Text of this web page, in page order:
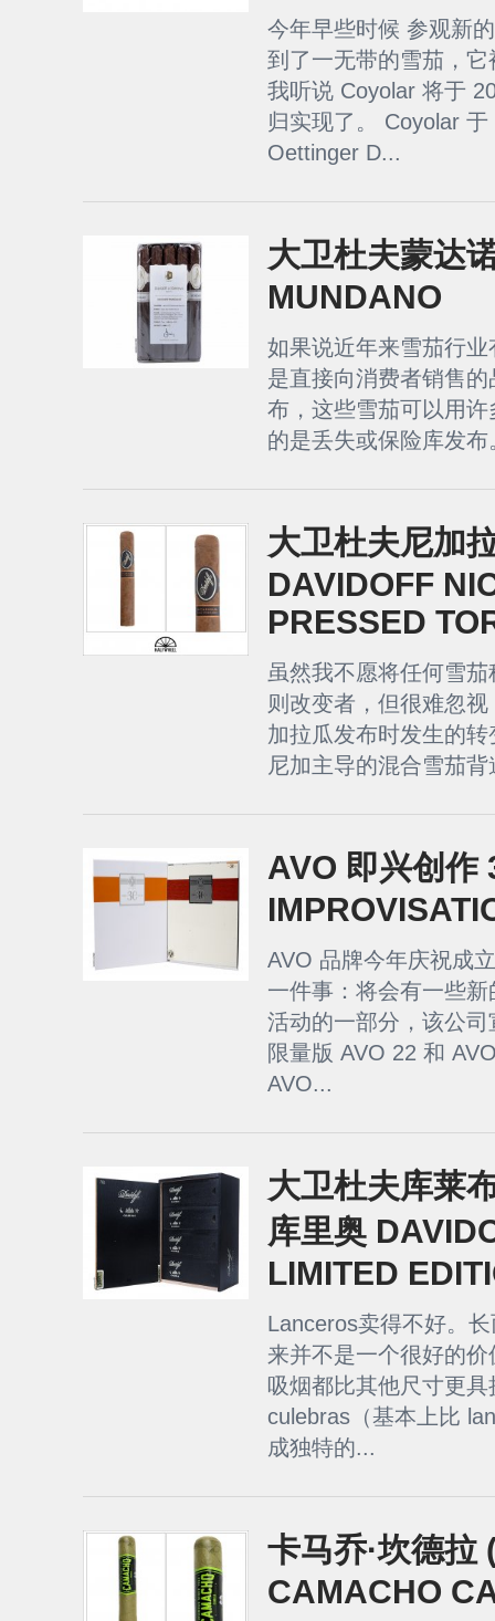
今年早些时候 参观新
到了一无带的雪茄，
我听说 Coyolar 将于
归实现了。 Coyolar
Oettinger D...
大卫杜夫蒙达
MUNDANO
如果说近年来雪茄行
是直接向消费​​者销售
布，这些雪茄可以用
的是丢失或保险库发
大卫杜夫尼加
DAVIDOFF
PRESSED
虽然我不愿将任何雪
则改变者，但很难忽
加拉瓜发布时发生的
尼加主导的混合雪茄
AVO 即兴创作
AVO 品牌今年庆祝成
一件事：将会有一些
活动的一部分，该公
限量版 AVO 22 和
AVO...
大卫杜夫库莱
库里奥
LIMITED
Lanceros卖得不好。
来并不是一个很好的
吸烟都比其他尺寸更
culebras（基本上比
成独特的...
卡马乔·坎德拉
CAMACHO